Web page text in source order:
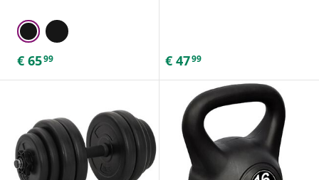
€ 6599 € 4799